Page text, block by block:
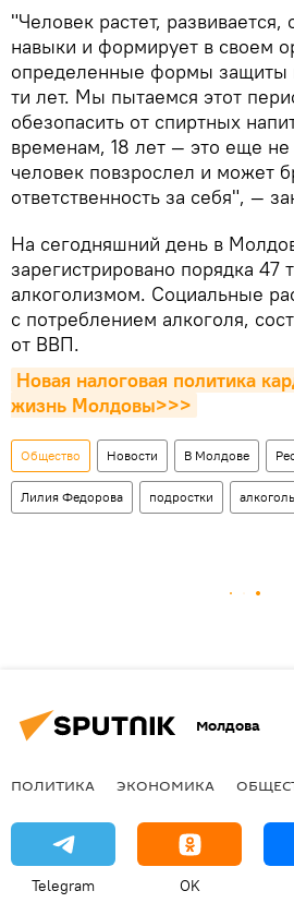
"Человек растет, развивается,
навыки и формирует в своем
определенные формы защиты
ти лет. Мы пытаемся этот
обезопасить от спиртных
временам, 18 лет — это еще не
человек повзрослел и может
ответственность за себя", —
На сегодняшний день в
зарегистрировано порядка 47
алкоголизмом. Социальные
с потреблением алкоголя,
от ВВП.
Новая налоговая политика
жизнь Молдовы>>>
Общество Новости В Молдове
Лилия Федорова подростки алкоголь
Молдова
ПОЛИТИКА ЭКОНОМИКА
Telegram OK